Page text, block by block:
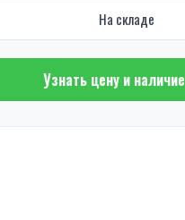
На складе
Узнать цену и наличие